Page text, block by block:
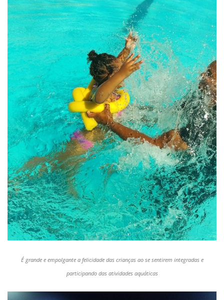
É grande e empolgante a felicidade das crianças ao se sentirem integradas e
participando das atividades aquáticas